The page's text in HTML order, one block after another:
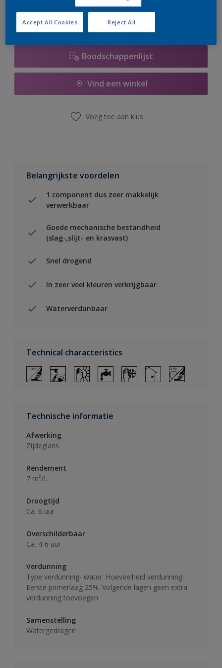
Boodschappenlijst
Vind een winkel
Voeg toe aan klus
Belangrijkste voordelen
1 component dus zeer makkelijk
verwerkbaar
Goede mechanische bestandheid
(slag-,slijt- en krasvast)
Snel drogend
In zeer veel kleuren verkrijgbaar
Waterverdunbaar
Technical characteristics
Technische informatie
Afwerking
Zijdeglans
Rendement
7 m²/L
Droogtijd
Ca. 6 uur
Overschilderbaar
Ca. 4-6 uur
Verdunning
Type verdunning- water. Hoeveelheid verdunning-
Eerste primerlaag 25%. Volgende lagen geen extra
verdunning toevoegen.
Samenstelling
Watergedragen
Reject All
Accept All Cookies